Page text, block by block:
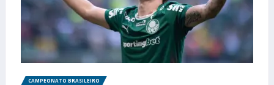
CAMPEONATO BRASILEIRO